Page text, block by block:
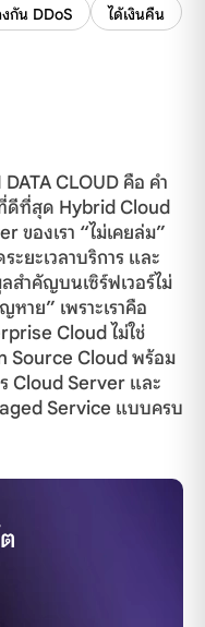
กัน DDoS
ได้เงินคืน
DATA CLOUD คือ คำ
ดีที่สุด Hybrid Cloud
ของเรา “ไม่เคยล่ม”
ะยะเวลาบริการ และ
สำคัญบนเซิร์ฟเวอร์ไม่
หาย” เพราะเราคือ
Cloud ไม่ใช่
Source Cloud พร้อม
Cloud Server และ
Service แบบครบ